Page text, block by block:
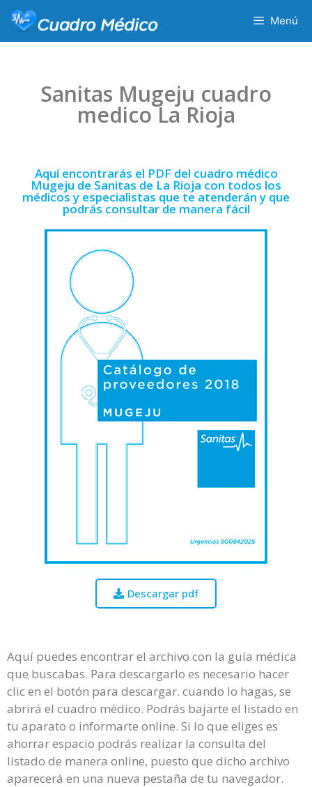
Menú
Sanitas Mugeju cuadro
medico La Rioja
Aquí encontrarás el PDF del cuadro médico
Mugeju de Sanitas de La Rioja con todos los
médicos y especialistas que te atenderán y que
podrás consultar de manera fácil
Descargar pdf
Aquí puedes encontrar el archivo con la guía médica
que buscabas. Para descargarlo es necesario hacer
clic en el botón para descargar. cuando lo hagas, se
abrirá el cuadro médico. Podrás bajarte el listado en
tu aparato o informarte online. Si lo que eliges es
ahorrar espacio podrás realizar la consulta del
listado de manera online, puesto que dicho archivo
aparecerá en una nueva pestaña de tu navegador.